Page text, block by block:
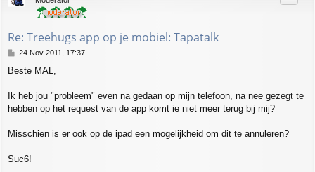
Re: Treehugs app op je mobiel: Tapatalk
P
s
24 Nov 2011, 17:37
Beste MAL,
Ik heb jou "probleem" even na gedaan op mijn telefoon, na nee gezegt te
hebben op het request van de app komt ie niet meer terug bij mij?
Misschien is er ook op de ipad een mogelijkheid om dit te annuleren?
Suc6!